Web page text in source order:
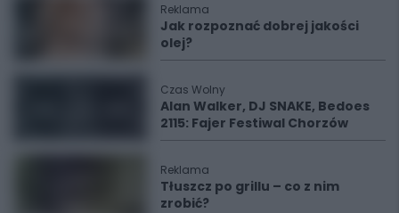
Reklama
Jak rozpoznać dobrej jakości
olej?
Czas Wolny
Alan Walker, DJ SNAKE, Bedoes
2115: Fajer Festiwal Chorzów
Reklama
Tłuszcz po grillu – co z nim
zrobić?